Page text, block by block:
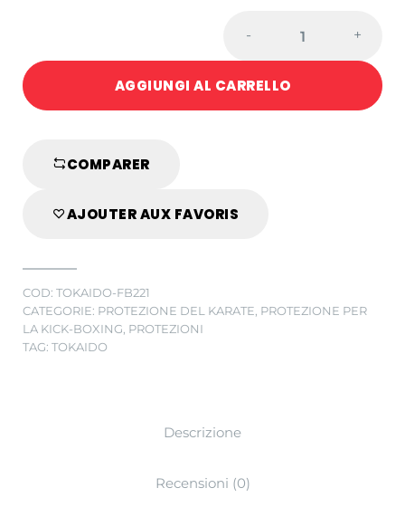
PROTEZIONI
TORACICHE
- +
AGGIUNGI AL CARRELLO
COMPARER
AJOUTER AUX FAVORIS
COD: TOKAIDO-FB221
CATEGORIE: PROTEZIONE DEL KARATE, PROTEZIONE PER
LA KICK-BOXING, PROTEZIONI
TAG: TOKAIDO
Descrizione
Recensioni (0)